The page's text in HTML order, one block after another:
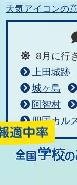
天気アイコンの
8月に行
上田城跡
城ヶ島
阿智村
四国カル